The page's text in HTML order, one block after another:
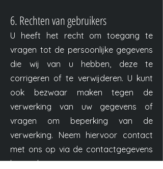
6. Rechten van gebruikers
U heeft het recht om toegang te
vragen tot de persoonlijke gegevens
die wij van u hebben, deze te
corrigeren of te verwijderen. U kunt
ook bezwaar maken tegen de
verwerking van uw gegevens of
vragen om beperking van de
verwerking. Neem hiervoor contact
met ons op via de contactgegevens
hieronder.